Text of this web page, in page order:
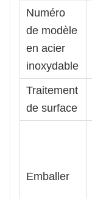
Numéro
de modèle
en acier
inoxydable
Traitement
de surface
Emballer